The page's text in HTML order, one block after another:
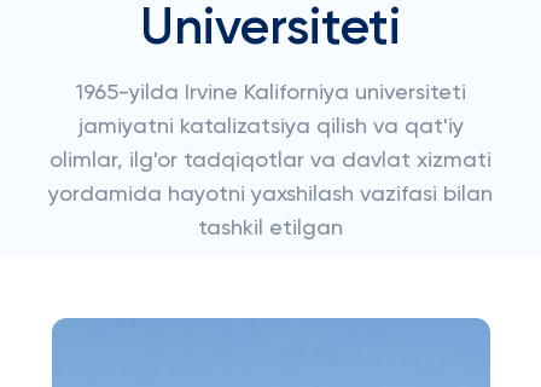
Universiteti
1965-yilda Irvine Kaliforniya universiteti
jamiyatni katalizatsiya qilish va qat'iy
olimlar, ilg'or tadqiqotlar va davlat xizmati
yordamida hayotni yaxshilash vazifasi bilan
tashkil etilgan